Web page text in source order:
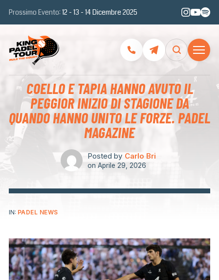
Prossimo Evento: 12 - 13 - 14 Dicembre 2025
COELLO E TAPIA HANNO AVUTO IL
PEGGIOR INIZIO DI STAGIONE DA
QUANDO HANNO UNITO LE FORZE. PADEL
MAGAZINE
Posted by Carlo Bri
on Aprile 29, 2026
IN: PADEL NEWS